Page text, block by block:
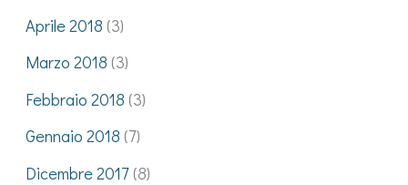
Aprile 2018 (3)
Marzo 2018 (3)
Febbraio 2018 (3)
Gennaio 2018 (7)
Dicembre 2017(8)